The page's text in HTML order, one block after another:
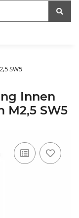
SW5
Innen
SW5